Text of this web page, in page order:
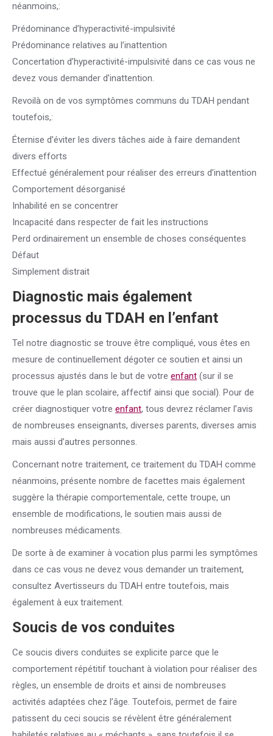
néanmoins,:
Prédominance d’hyperactivité-impulsivité
Prédominance relatives au l’inattention
Concertation d’hyperactivité-impulsivité dans ce cas vous ne
devez vous demander d’inattention.
Revoilà on de vos symptômes communs du TDAH pendant
toutefois,:
Éternise d’éviter les divers tâches aide à faire demandent
divers efforts
Effectué généralement pour réaliser des erreurs d’inattention
Comportement désorganisé
Inhabilité en se concentrer
Incapacité dans respecter de fait les instructions
Perd ordinairement un ensemble de choses conséquentes
Défaut
Simplement distrait
Diagnostic mais également
processus du TDAH en l’enfant
Tel notre diagnostic se trouve être compliqué, vous êtes en
mesure de continuellement dégoter ce soutien et ainsi un
processus ajustés dans le but de votre enfant (sur il se
trouve que le plan scolaire, affectif ainsi que social). Pour de
créer diagnostiquer votre enfant, tous devrez réclamer l’avis
de nombreuses enseignants, diverses parents, diverses amis
mais aussi d’autres personnes.
Concernant notre traitement, ce traitement du TDAH comme
néanmoins, présente nombre de facettes mais également
suggère la thérapie comportementale, cette troupe, un
ensemble de modifications, le soutien mais aussi de
nombreuses médicaments.
De sorte à de examiner à vocation plus parmi les symptômes
dans ce cas vous ne devez vous demander un traitement,
consultez Avertisseurs du TDAH entre toutefois, mais
également à eux traitement.
Soucis de vos conduites
Ce soucis divers conduites se explicite parce que le
comportement répétitif touchant à violation pour réaliser des
règles, un ensemble de droits et ainsi de nombreuses
activités adaptées chez l’âge. Toutefois, permet de faire
patissent du ceci soucis se révèlent être généralement